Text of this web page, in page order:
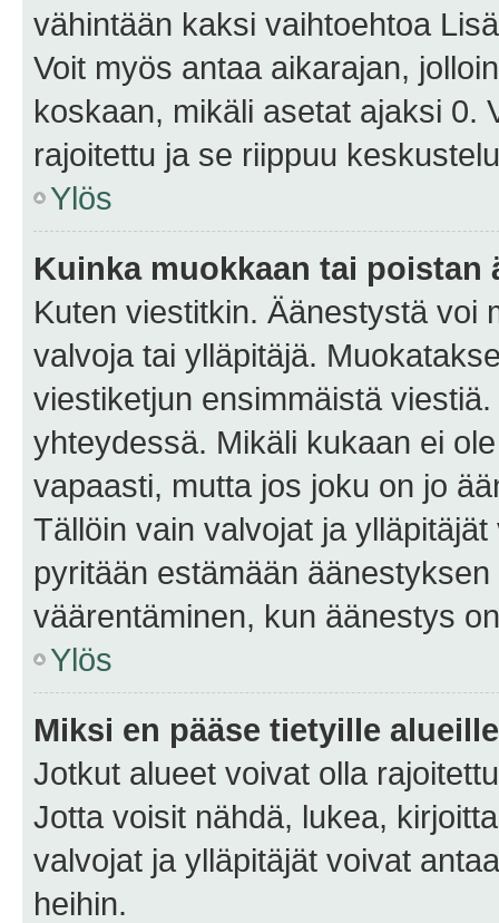
vähintään kaksi vaihtoehtoa
Voit myös antaa aikarajan,
koskaan, mikäli asetat ajaksi 0.
rajoitettu ja se riippuu
Ylös
Kuinka muokkaan tai poistan
Kuten viestitkin. Äänestystä voi
valvoja tai ylläpitäjä.
viestiketjun ensimmäistä
yhteydessä. Mikäli kukaan ei
vapaasti, mutta jos joku on jo
Tällöin vain valvojat ja
pyritään estämään
väärentäminen, kun äänestys
Ylös
Miksi en pääse tietyille
Jotkut alueet voivat olla
Jotta voisit nähdä, lukea,
valvojat ja ylläpitäjät voivat
heihin.